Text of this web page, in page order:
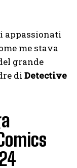
appassionati
me stava
grande
di Detective